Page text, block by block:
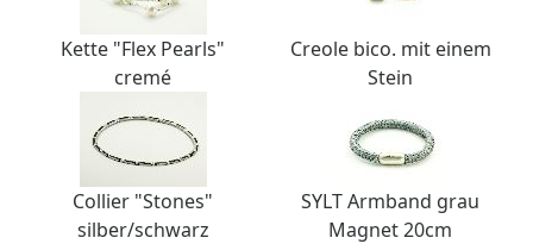
Kette "Flex Pearls"
cremé
Creole bico. mit einem
Stein
Collier "Stones"
silber/schwarz
SYLT Armband grau
Magnet 20cm